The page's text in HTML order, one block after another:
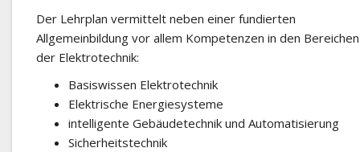
Der Lehrplan vermittelt neben einer fundierten
Allgemeinbildung vor allem Kompetenzen in den Bereichen
der Elektrotechnik:
Basiswissen Elektrotechnik
Elektrische Energiesysteme
intelligente Gebäudetechnik und Automatisierung
Sicherheitstechnik